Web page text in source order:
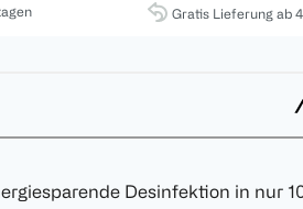
Gratis Lieferung ab
Desinfektion in nur